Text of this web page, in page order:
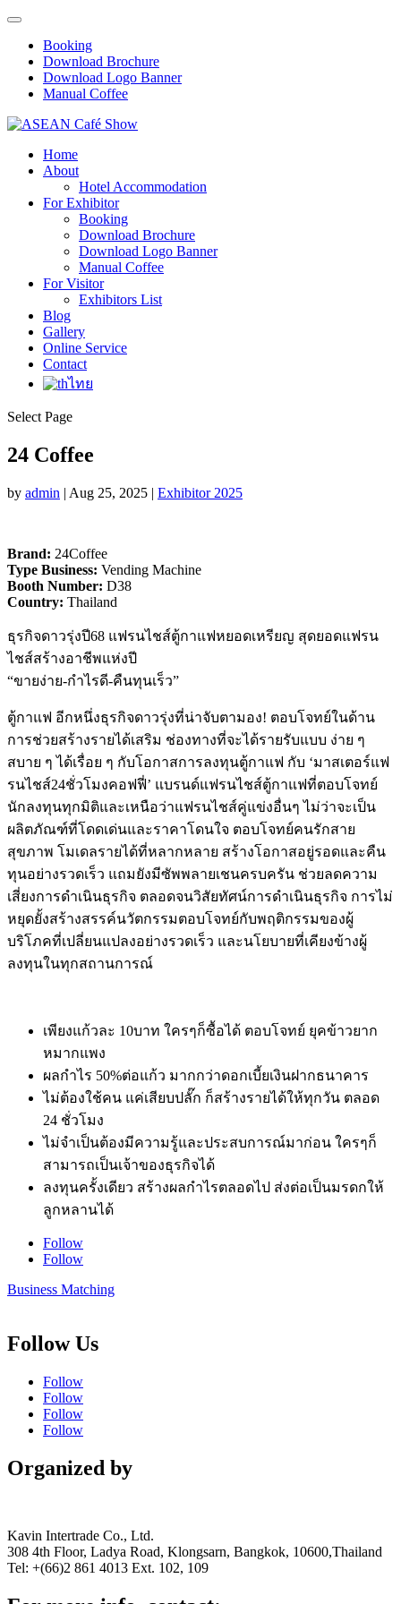
Booking
Download Brochure
Download Logo Banner
Manual Coffee
Home
About
Hotel Accommodation
For Exhibitor
Booking
Download Brochure
Download Logo Banner
Manual Coffee
For Visitor
Exhibitors List
Blog
Gallery
Online Service
Contact
ไทย
Select Page
24 Coffee
by admin | Aug 25, 2025 | Exhibitor 2025
Brand: 24Coffee
Type Business: Vending Machine
Booth Number: D38
Country: Thailand
ธุรกิจดาวรุ่งปี68 แฟรนไชส์ตู้กาแฟหยอดเหรียญ สุดยอดแฟรน
ไชส์สร้างอาชีพแห่งปี
“ขายง่าย-กำไรดี-คืนทุนเร็ว”
ตู้กาแฟ อีกหนึ่งธุรกิจดาวรุ่งที่น่าจับตามอง! ตอบโจทย์ในด้าน
การช่วยสร้างรายได้เสริม ช่องทางที่จะได้รายรับแบบ ง่าย ๆ
สบาย ๆ ได้เรื่อย ๆ กับโอกาสการลงทุนตู้กาแฟ กับ ‘มาสเตอร์แฟ
รนไชส์24ชั่วโมงคอฟฟี่’ แบรนด์แฟรนไชส์ตู้กาแฟที่ตอบโจทย์
นักลงทุนทุกมิติและเหนือว่าแฟรนไชส์คู่แข่งอื่นๆ ไม่ว่าจะเป็น
ผลิตภัณฑ์ที่โดดเด่นและราคาโดนใจ ตอบโจทย์คนรักสาย
สุขภาพ โมเดลรายได้ที่หลากหลาย สร้างโอกาสอยู่รอดและคืน
ทุนอย่างรวดเร็ว แถมยังมีซัพพลายเชนครบครัน ช่วยลดความ
เสี่ยงการดำเนินธุรกิจ ตลอดจนวิสัยทัศน์การดำเนินธุรกิจ การไม่
หยุดยั้งสร้างสรรค์นวัตกรรมตอบโจทย์กับพฤติกรรมของผู้
บริโภคที่เปลี่ยนแปลงอย่างรวดเร็ว และนโยบายที่เคียงข้างผู้
ลงทุนในทุกสถานการณ์
เพียงแก้วละ 10บาท ใครๆก็ซื้อได้ ตอบโจทย์ ยุคข้าวยาก
หมากแพง
ผลกำไร 50%ต่อแก้ว มากกว่าดอกเบี้ยเงินฝากธนาคาร
ไม่ต้องใช้คน แค่เสียบปลั๊ก ก็สร้างรายได้ให้ทุกวัน ตลอด
24 ชั่วโมง
ไม่จำเป็นต้องมีความรู้และประสบการณ์มาก่อน ใครๆก็
สามารถเป็นเจ้าของธุรกิจได้
ลงทุนครั้งเดียว สร้างผลกำไรตลอดไป ส่งต่อเป็นมรดกให้
ลูกหลานได้
Follow
Follow
Business Matching
Follow Us
Follow
Follow
Follow
Follow
Organized by
Kavin Intertrade Co., Ltd.
308 4th Floor, Ladya Road, Klongsarn, Bangkok, 10600,Thailand
Tel: +(66)2 861 4013 Ext. 102, 109